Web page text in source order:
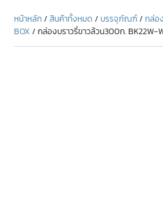
หน้าหลัก/สินค้าทั้งหมด /บรรจุภัณฑ์/กล่อ
BOX / กล่องบราวรี่ขาวล้วน300ก. BK22W-